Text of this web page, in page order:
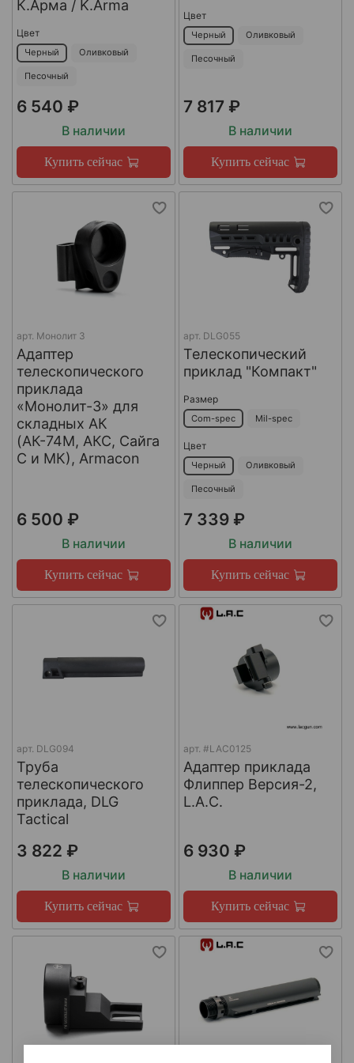
К.Арма / K.Arma
Цвет
Черный Оливковый
Песочный
6 540 ₽
В наличии
Купить сейчас
Цвет
Черный Оливковый
Песочный
7 817 ₽
В наличии
Купить сейчас
арт. Монолит 3
Адаптер
телескопического
приклада
«Монолит-3» для
складных АК
(АК-74М, АКС, Сайга
С и МК), Armacon
6 500 ₽
В наличии
Купить сейчас
арт. DLG055
Телескопический
приклад "Компакт"
Размер
Com-spec Mil-spec
Цвет
Черный Оливковый
Песочный
7 339 ₽
В наличии
Купить сейчас
арт. DLG094
Труба
телескопического
приклада, DLG
Tactical
3 822 ₽
В наличии
Купить сейчас
арт. #LAC0125
Адаптер приклада
Флиппер Версия-2,
L.A.C.
6 930 ₽
В наличии
Купить сейчас